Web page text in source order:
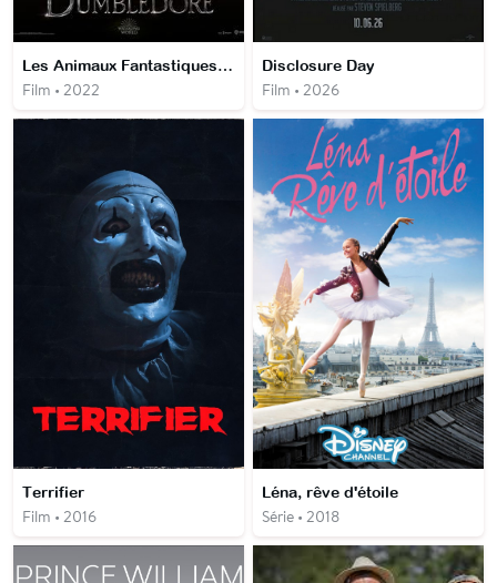
Les Animaux Fantastiques : les Secrets de Dumbledore
Film • 2022
Disclosure Day
Film • 2026
Terrifier
Film • 2016
Léna, rêve d'étoile
Série • 2018